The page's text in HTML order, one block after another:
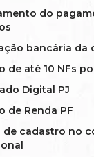
do
bancária da
de até 10 NFs
Digital PJ
de Renda PF
de cadastro no